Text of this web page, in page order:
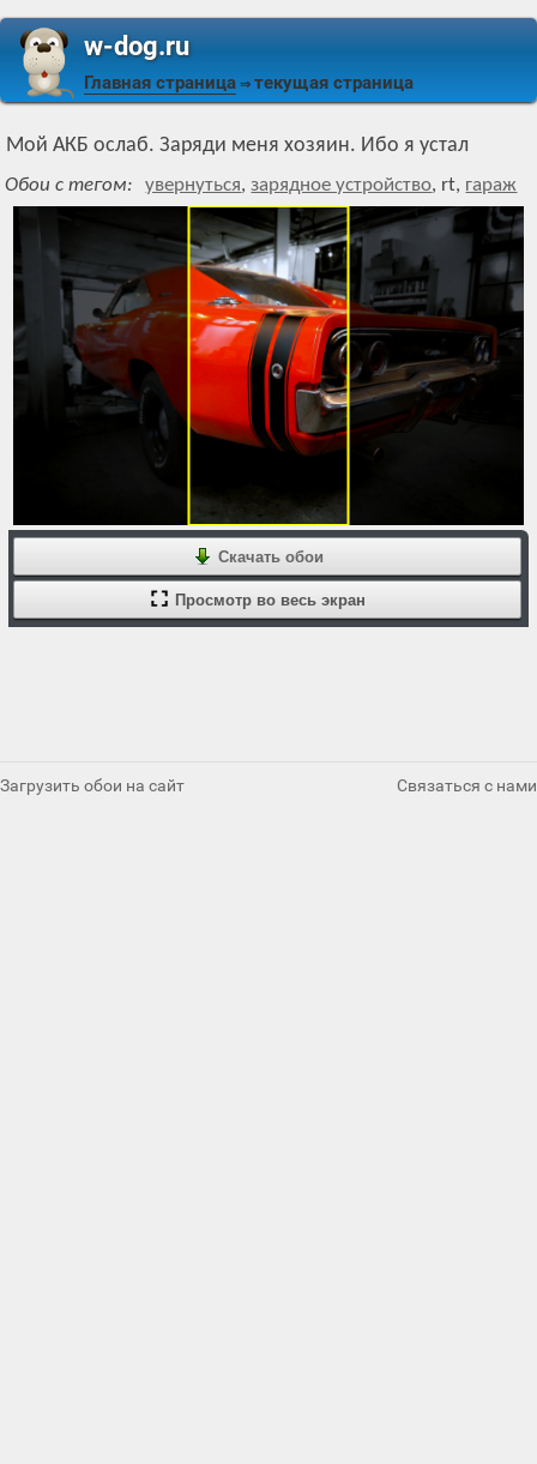
w-dog.ru
Главная страница ⇒ текущая страница
Мой АКБ ослаб. Заряди меня хозяин. Ибо я устал
Обои с тегом: увернуться,зарядное устройство, rt, гараж
Скачать обои
Просмотр во весь экран
Загрузить обои на сайт Связаться с нами